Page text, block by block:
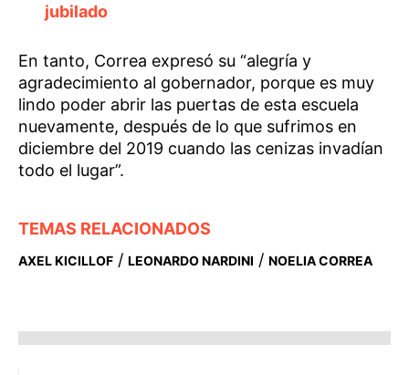
jubilado
En tanto, Correa expresó su “alegría y
agradecimiento al gobernador, porque es muy
lindo poder abrir las puertas de esta escuela
nuevamente, después de lo que sufrimos en
diciembre del 2019 cuando las cenizas invadían
todo el lugar”.
TEMAS RELACIONADOS
AXEL KICILLOF / LEONARDO NARDINI / NOELIA CORREA